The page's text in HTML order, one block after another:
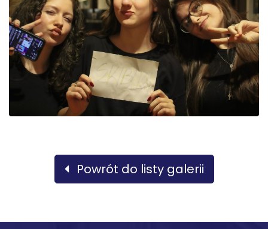
Powrót do listy galerii